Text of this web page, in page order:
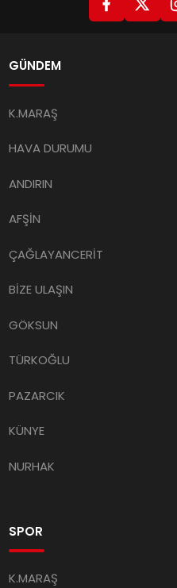
GÜNDEM
K.MARAŞ
HAVA DURUMU
ANDIRIN
AFŞİN
ÇAĞLAYANCERİT
BİZE ULAŞIN
GÖKSUN
TÜRKOĞLU
PAZARCIK
KÜNYE
NURHAK
SPOR
K.MARAŞ